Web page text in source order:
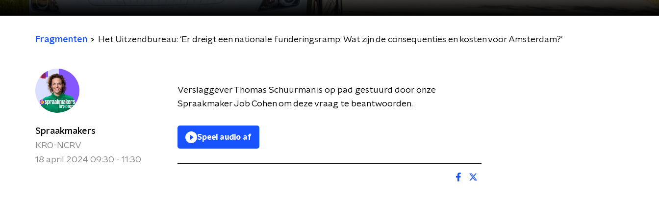
Fragmenten Het Uitzendbureau: 'Er dreigt een nationale funderingsramp. Wat zijn de consequenties en kosten voor Amsterdam?'
Spraakmakers
KRO-NCRV
18 april 2024 09:30 - 11:30
Verslaggever Thomas Schuurman is op pad gestuurd door onze
Spraakmaker Job Cohen om deze vraag te beantwoorden.
Speel audio af